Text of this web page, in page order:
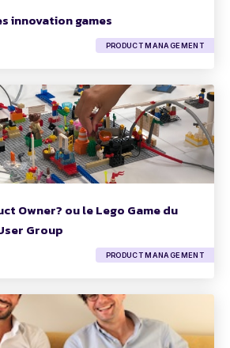
innovation games
PRODUCT MANAGEMENT
Owner? ou le Lego Game du
Group
PRODUCT MANAGEMENT